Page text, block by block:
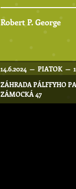
Robert P. George
14.6.2024 — PIATOK —
ZÁHRADA PÁLFFYHO
ZÁMOCKÁ 47